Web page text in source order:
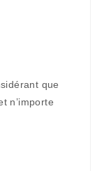
que
n’importe